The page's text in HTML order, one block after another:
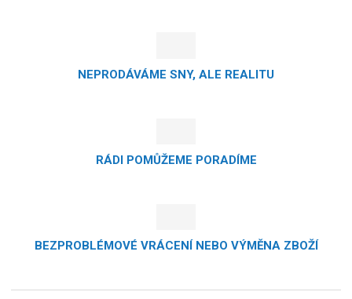
NEPRODÁVÁME SNY, ALE REALITU
RÁDI POMŮŽEME PORADÍME
BEZPROBLÉMOVÉ VRÁCENÍ NEBO VÝMĚNA ZBOŽÍ